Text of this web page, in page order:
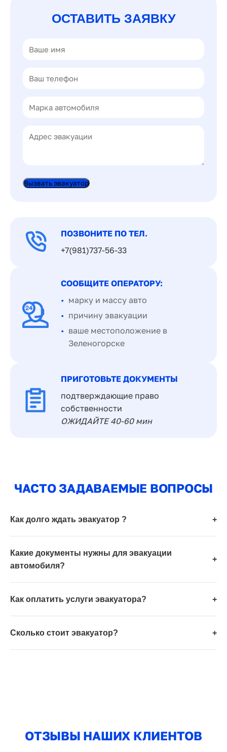
ОСТАВИТЬ ЗАЯВКУ
Вызвать эвакуатор
ПОЗВОНИТЕ ПО ТЕЛ.
+7(981)737-56-33
СООБЩИТЕ ОПЕРАТОРУ:
марку и массу авто
причину эвакуации
ваше местоположение в
Зеленогорске
ПРИГОТОВЬТЕ ДОКУМЕНТЫ
подтверждающие право
собственности
ОЖИДАЙТЕ 40-60 мин
ЧАСТО ЗАДАВАЕМЫЕ ВОПРОСЫ
Как долго ждать эвакуатор ? +
Какие документы нужны для эвакуации
автомобиля?
+
Как оплатить услуги эвакуатора? +
Сколько стоит эвакуатор? +
ОТЗЫВЫ НАШИХ КЛИЕНТОВ